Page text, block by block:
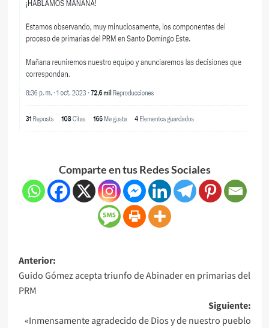
Comparte en tus Redes Sociales
Anterior:
Guido Gómez acepta triunfo de Abinader en primarias del
PRM
Siguiente:
«Inmensamente agradecido de Dios y de nuestro pueblo